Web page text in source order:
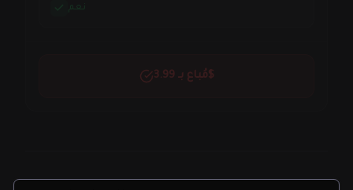
نعم
مُباع بـ 3.99$